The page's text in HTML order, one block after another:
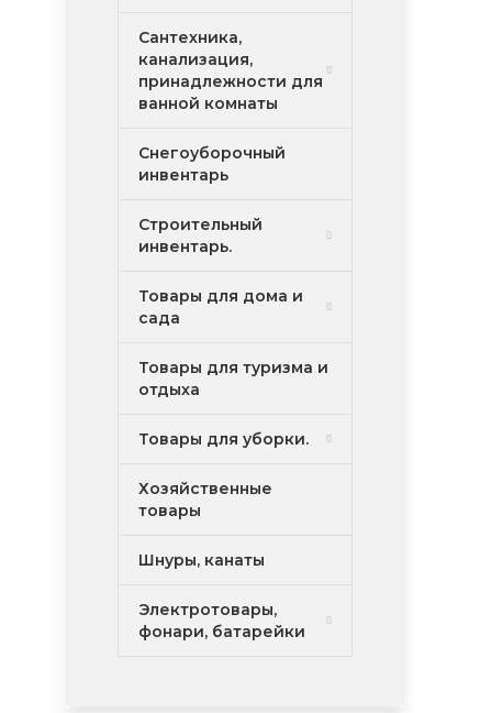
Сантехника,
канализация,
принадлежности для
ванной комнаты
Снегоуборочный
инвентарь
Строительный
инвентарь.
Товары для дома и
сада
Товары для туризма и
отдыха
Товары для уборки.
Хозяйственные
товары
Шнуры, канаты
Электротовары,
фонари, батарейки